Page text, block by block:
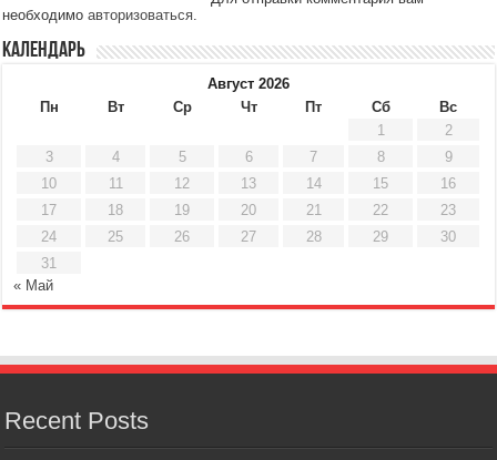
необходимоавторизоваться.
Календарь
Август 2026
Пн
Вт Ср Чт Пт Сб
Вс
1
2
3
4 5 6 7 8
9
10
11 12 13 14 15
16
17
18 19 20 21 22
23
24
25 26 27 28 29
30
31
« Май
Recent Posts